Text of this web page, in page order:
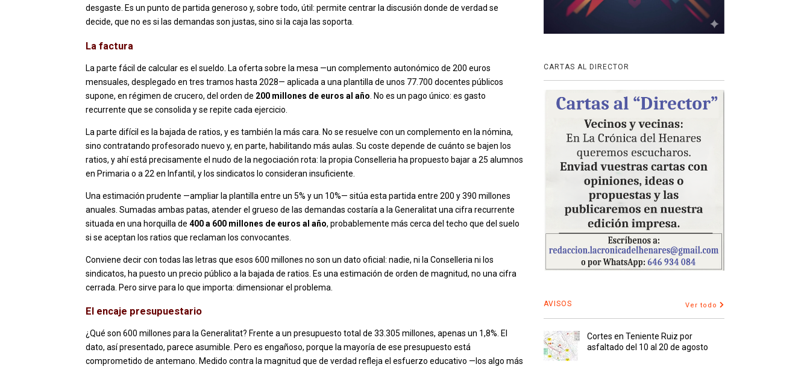
desgaste. Es un punto de partida generoso y, sobre todo, útil: permite centrar la discusión donde de verdad se
decide, que no es si las demandas son justas, sino si la caja las soporta.
La factura
La parte fácil de calcular es el sueldo. La oferta sobre la mesa —un complemento autonómico de 200 euros
mensuales, desplegado en tres tramos hasta 2028— aplicada a una plantilla de unos 77.700 docentes públicos
supone, en régimen de crucero, del orden de 200 millones de euros al año . No es un pago único: es gasto
recurrente que se consolida y se repite cada ejercicio.
La parte difícil es la bajada de ratios, y es también la más cara. No se resuelve con un complemento en la nómina,
sino contratando profesorado nuevo y, en parte, habilitando más aulas. Su coste depende de cuánto se bajen los
ratios, y ahí está precisamente el nudo de la negociación rota: la propia Conselleria ha propuesto bajar a 25 alumnos
en Primaria o a 22 en Infantil, y los sindicatos lo consideran insuficiente.
Una estimación prudente —ampliar la plantilla entre un 5% y un 10%— sitúa esta partida entre 200 y 390 millones
anuales. Sumadas ambas patas, atender el grueso de las demandas costaría a la Generalitat una cifra recurrente
situada en una horquilla de 400 a 600 millones de euros al año, probablemente más cerca del techo que del suelo
si se aceptan los ratios que reclaman los convocantes.
Conviene decir con todas las letras que esos 600 millones no son un dato oficial: nadie, ni la Conselleria ni los
sindicatos, ha puesto un precio público a la bajada de ratios. Es una estimación de orden de magnitud, no una cifra
cerrada. Pero sirve para lo que importa: dimensionar el problema.
El encaje presupuestario
¿Qué son 600 millones para la Generalitat? Frente a un presupuesto total de 33.305 millones, apenas un 1,8%. El
dato, así presentado, parece asumible. Pero es engañoso, porque la mayoría de ese presupuesto está
comprometido de antemano. Medido contra la magnitud que de verdad refleja el esfuerzo educativo —los algo más
CARTAS AL DIRECTOR
AVISOS Ver todo
Cortes en Teniente Ruiz por
asfaltado del 10 al 20 de agosto